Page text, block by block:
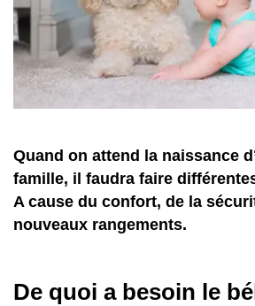
Quand on attend la naissance
famille, il faudra faire
A cause du confort, de la
nouveaux rangements.
De quoi a besoin le